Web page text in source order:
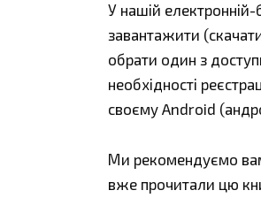
У нашій електронній-
завантажити
обрати один з
необхідності
своєму Android
Ми рекомендуємо
вже прочитали цю